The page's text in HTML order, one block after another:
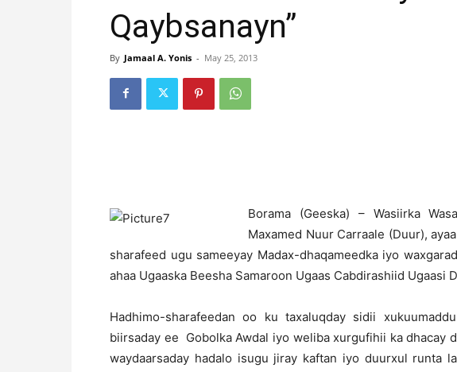
Qaybsanayn”
By Jamaal A. Yonis - May 25, 2013
Borama (Geeska) – Wasiirka
Maxamed Nuur Carraale (Duur),
sharafeed ugu sameeyay Madax-dhaqameedka iyo
ahaa Ugaaska Beesha Samaroon Ugaas Cabdirashiid Ugaasi
Hadhimo-sharafeedan oo ku taxaluqday sidii
biirsaday ee Gobolka Awdal iyo weliba xurgufihii ka dhacay
waydaarsaday hadalo isugu jiray kaftan iyo duurxul runta